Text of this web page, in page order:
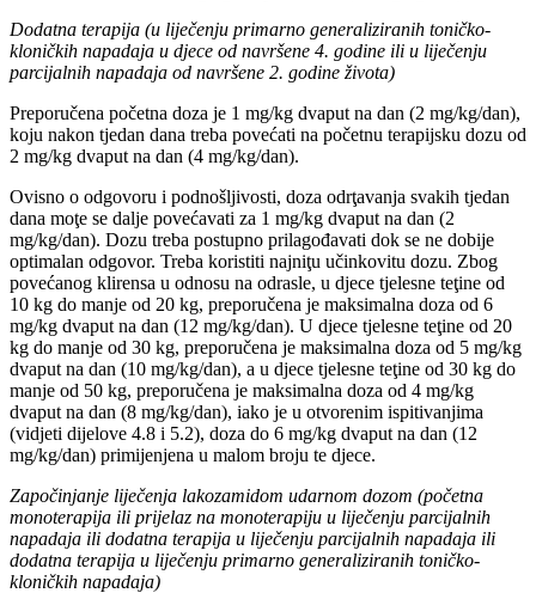
Dodatna terapija (u liječenju primarno generaliziranih toničko-
kloničkih napadaja u djece od navršene 4. godine ili u liječenju
parcijalnih napadaja od navršene 2. godine života)
Preporučena početna doza je 1 mg/kg dvaput na dan (2 mg/kg/dan),
koju nakon tjedan dana treba povećati na početnu terapijsku dozu od
2 mg/kg dvaput na dan (4 mg/kg/dan).
Ovisno o odgovoru i podnošljivosti, doza odrţavanja svakih tjedan
dana moţe se dalje povećavati za 1 mg/kg dvaput na dan (2
mg/kg/dan). Dozu treba postupno prilagođavati dok se ne dobije
optimalan odgovor. Treba koristiti najniţu učinkovitu dozu. Zbog
povećanog klirensa u odnosu na odrasle, u djece tjelesne teţine od
10 kg do manje od 20 kg, preporučena je maksimalna doza od 6
mg/kg dvaput na dan (12 mg/kg/dan). U djece tjelesne teţine od 20
kg do manje od 30 kg, preporučena je maksimalna doza od 5 mg/kg
dvaput na dan (10 mg/kg/dan), a u djece tjelesne teţine od 30 kg do
manje od 50 kg, preporučena je maksimalna doza od 4 mg/kg
dvaput na dan (8 mg/kg/dan), iako je u otvorenim ispitivanjima
(vidjeti dijelove 4.8 i 5.2), doza do 6 mg/kg dvaput na dan (12
mg/kg/dan) primijenjena u malom broju te djece.
Započinjanje liječenja lakozamidom udarnom dozom (početna
monoterapija ili prijelaz na monoterapiju u liječenju parcijalnih
napadaja ili dodatna terapija u liječenju parcijalnih napadaja ili
dodatna terapija u liječenju primarno generaliziranih toničko-
kloničkih napadaja)